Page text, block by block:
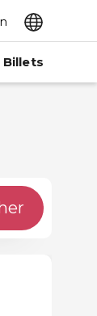
Billets